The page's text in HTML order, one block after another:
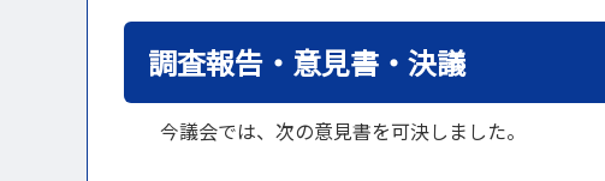
調査報告・意見書・決議
今議会では、次の意見書を可決しました。